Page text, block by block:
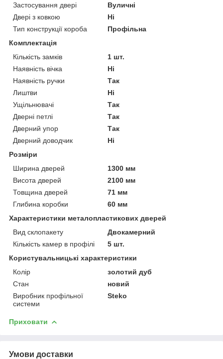
Застосування двері
Вуличні
Двері з ковкою
Ні
Тип конструкції короба
Профільна
Комплектація
Кількість замків
1 шт.
Наявність вічка
Ні
Наявність ручки
Так
Лиштви
Ні
Ущільнювачі
Так
Дверні петлі
Так
Дверний упор
Так
Дверний доводчик
Ні
Розміри
Ширина дверей
1300 мм
Висота дверей
2100 мм
Товщина дверей
71 мм
Глибина коробки
60 мм
Характеристики металопластикових дверей
Вид склопакету
Двокамерний
Кількість камер в профілі
5 шт.
Користувальницькі характеристики
Колір
золотий дуб
Стан
новий
Виробник профільної
системи
Steko
Приховати
Умови доставки